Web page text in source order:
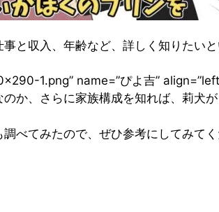
と収入、年齢など、詳しく知りたいと
1.png” name=”ぴよ吉”
か、さらに家族構成を知れば、莉犬
べてみたので、ぜひ参考にしてみてく